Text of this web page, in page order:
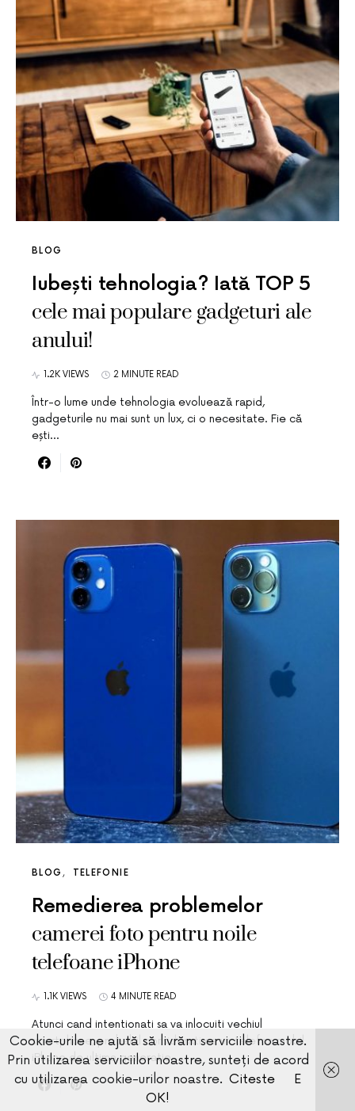
BLOG
Iubești tehnologia? Iată TOP 5
cele mai populare gadgeturi ale
anului!
1.2K VIEWS 2 MINUTE READ
Într-o lume unde tehnologia evoluează rapid,
gadgeturile nu mai sunt un lux, ci o necesitate. Fie că
ești…
BLOG TELEFONIE
Remedierea problemelor
camerei foto pentru noile
telefoane iPhone
1.1K VIEWS 4 MINUTE READ
Atunci cand intentionati sa va inlocuiti vechiul
smartphone, probabil considerati ca un telefon mobil
iPhone de ultima generatie,…
Cookie-urile ne ajută să livrăm serviciile noastre.
Prin utilizarea serviciilor noastre, sunteți de acord
cu utilizarea cookie-urilor noastre. Citeste
E
OK!